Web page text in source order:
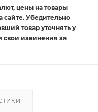
цены на товары
сайте. Убедительно
товар уточнять у
извинения за